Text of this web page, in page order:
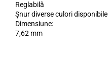
Reglabilă
Șnur diverse culori disponibile
Dimensiune:
7,62 mm